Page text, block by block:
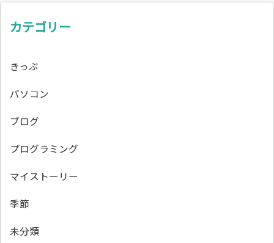
カテゴリー
きっぷ
パソコン
ブログ
プログラミング
マイストーリー
季節
未分類